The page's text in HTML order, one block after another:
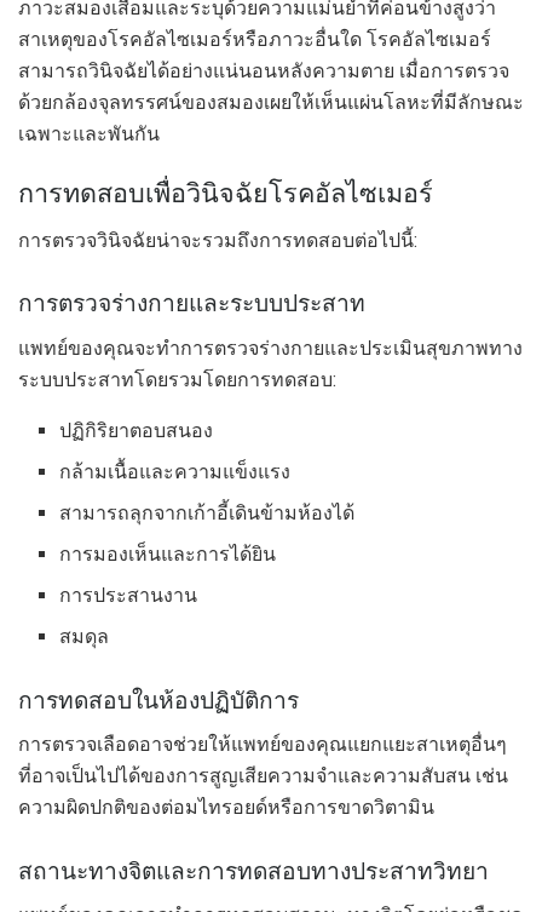
ภาวะสมองเสื่อมและระบุด้วยความแม่นยำที่ค่อนข้างสูงว่า
สาเหตุของโรคอัลไซเมอร์หรือภาวะอื่นใด โรคอัลไซเมอร์
สามารถวินิจฉัยได้อย่างแน่นอนหลังความตาย เมื่อการตรวจ
ด้วยกล้องจุลทรรศน์ของสมองเผยให้เห็นแผ่นโลหะที่มีลักษณะ
เฉพาะและพันกัน
การทดสอบเพื่อวินิจฉัยโรคอัลไซเมอร์
การตรวจวินิจฉัยน่าจะรวมถึงการทดสอบต่อไปนี้:
การตรวจร่างกายและระบบประสาท
แพทย์ของคุณจะทำการตรวจร่างกายและประเมินสุขภาพทาง
ระบบประสาทโดยรวมโดยการทดสอบ:
ปฏิกิริยาตอบสนอง
กล้ามเนื้อและความแข็งแรง
สามารถลุกจากเก้าอี้เดินข้ามห้องได้
การมองเห็นและการได้ยิน
การประสานงาน
สมดุล
การทดสอบในห้องปฏิบัติการ
การตรวจเลือดอาจช่วยให้แพทย์ของคุณแยกแยะสาเหตุอื่นๆ
ที่อาจเป็นไปได้ของการสูญเสียความจำและความสับสน เช่น
ความผิดปกติของต่อมไทรอยด์หรือการขาดวิตามิน
สถานะทางจิตและการทดสอบทางประสาทวิทยา